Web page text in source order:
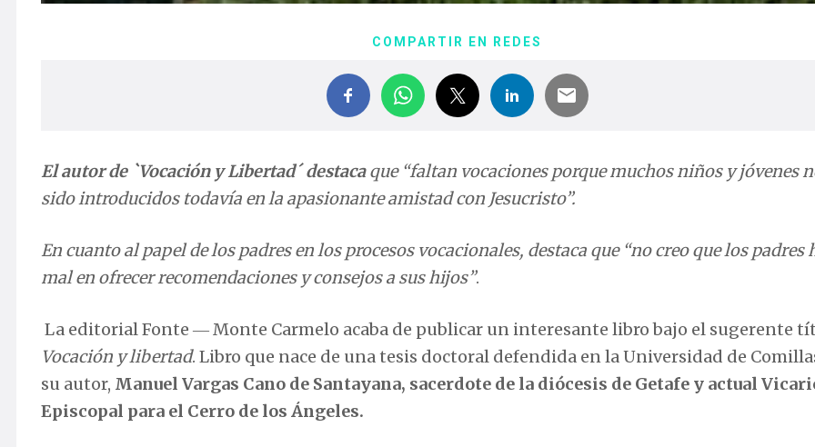
COMPARTIR EN REDES
El autor de `Vocación y Libertad´ destacaque “faltan vocaciones porque muchos niños y jóvenes
sido introducidos todavía en la apasionante amistad con Jesucristo”.
En cuanto al papel de los padres en los procesos vocacionales, destaca que “no creo que los padres
mal en ofrecer recomendaciones y consejos a sus hijos”.
La editorial Fonte ― Monte Carmelo acaba de publicar un interesante libro bajo el sugerente
Vocación y libertad. Libro que nace de una tesis doctoral defendida en la Universidad de
su autor, Manuel Vargas Cano de Santayana, sacerdote de la diócesis de Getafe y actual
Episcopal para el Cerro de los Ángeles.